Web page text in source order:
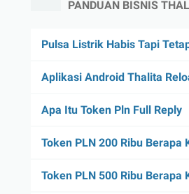
PANDUAN BISNIS
Pulsa Listrik Habis Tapi
Aplikasi Android Thalita
Apa Itu Token Pln Full Reply
Token PLN 200 Ribu Berapa
Token PLN 500 Ribu Berapa